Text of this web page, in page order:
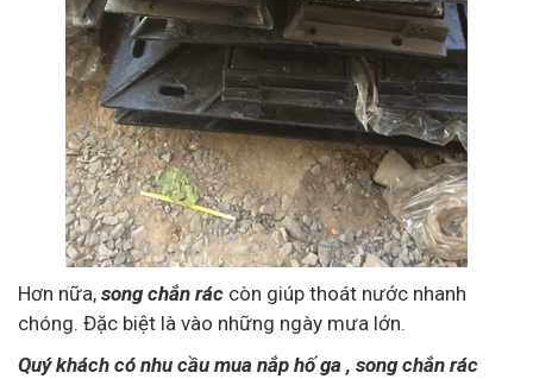
Hơn nữa, song chắn rác còn giúp thoát nước nhanh
chóng. Đặc biệt là vào những ngày mưa lớn.
Quý khách có nhu cầu mua nắp hố ga , song chắn rác